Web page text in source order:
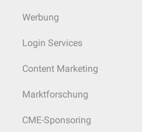
Werbung
Login Services
Content Marketing
Marktforschung
CME-Sponsoring